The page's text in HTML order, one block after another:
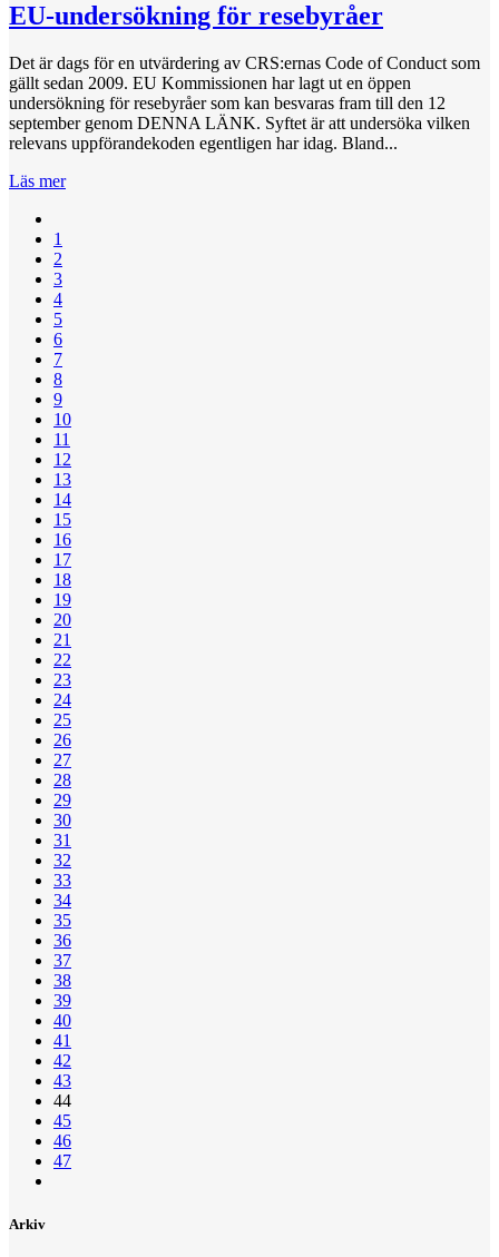
EU-undersökning för resebyråer
Det är dags för en utvärdering av CRS:ernas Code of Conduct som
gällt sedan 2009. EU Kommissionen har lagt ut en öppen
undersökning för resebyråer som kan besvaras fram till den 12
september genom DENNA LÄNK. Syftet är att undersöka vilken
relevans uppförandekoden egentligen har idag. Bland...
Läs mer
1
2
3
4
5
6
7
8
9
10
11
12
13
14
15
16
17
18
19
20
21
22
23
24
25
26
27
28
29
30
31
32
33
34
35
36
37
38
39
40
41
42
43
44
45
46
47
Arkiv